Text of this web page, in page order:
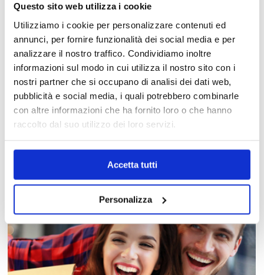
Questo sito web utilizza i cookie
Utilizziamo i cookie per personalizzare contenuti ed
annunci, per fornire funzionalità dei social media e per
analizzare il nostro traffico. Condividiamo inoltre
informazioni sul modo in cui utilizza il nostro sito con i
nostri partner che si occupano di analisi dei dati web,
pubblicità e social media, i quali potrebbero combinarle
con altre informazioni che ha fornito loro o che hanno
raccolto dal suo utilizzo dei loro servizi.
Accetta tutti
Personalizza
MAPPA DEL CENTRO